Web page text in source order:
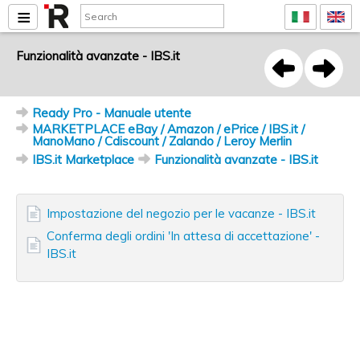
Funzionalità avanzate - IBS.it
Ready Pro - Manuale utente
MARKETPLACE eBay / Amazon / ePrice / IBS.it /
ManoMano / Cdiscount / Zalando / Leroy Merlin
IBS.it Marketplace
Funzionalità avanzate - IBS.it
Impostazione del negozio per le vacanze - IBS.it
Conferma degli ordini 'In attesa di accettazione' -
IBS.it